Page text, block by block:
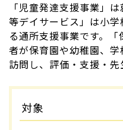
「児童発達支援事業」
等デイサービス」は小
る通所支援事業です。
者が保育園や幼稚園、
訪問し、評価・支援・先
対象